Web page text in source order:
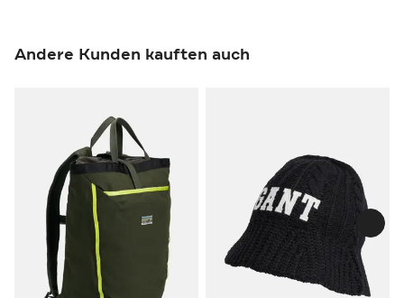
Andere Kunden kauften auch